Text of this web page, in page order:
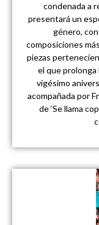
condenada a
presentará un
género,
composiciones
piezas
el que prolonga
vigésimo
acompañada por
de ‘Se llama